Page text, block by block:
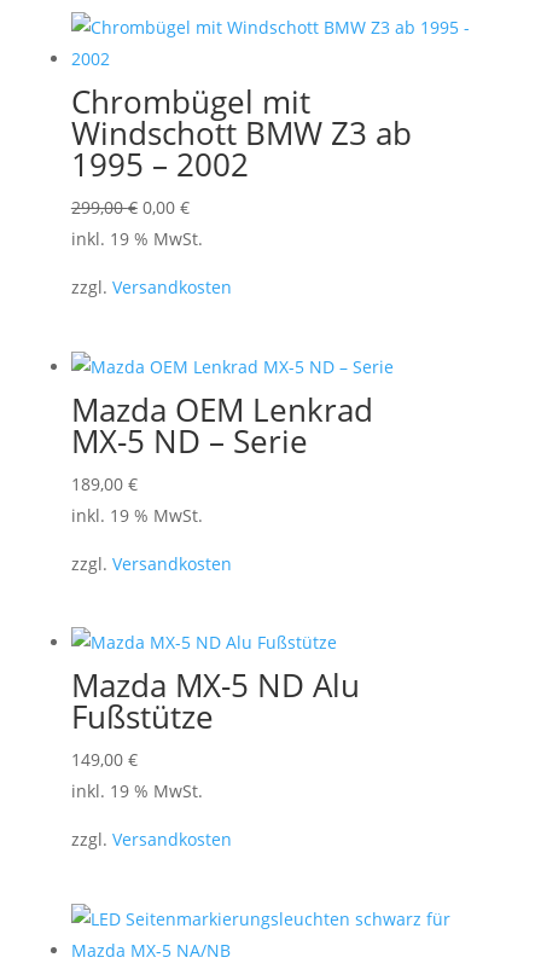
Chrombügel mit
Windschott BMW Z3 ab
1995 – 2002
299,00€ Ursprünglicher
Preis
299,00 €
0,00 €Aktueller
Preis
0,00 €.
inkl. 19 % MwSt.
zzgl. Versandkosten
Mazda OEM Lenkrad
MX-5 ND – Serie
189,00 €
inkl. 19 % MwSt.
zzgl. Versandkosten
Mazda MX-5 ND Alu
Fußstütze
149,00 €
inkl. 19 % MwSt.
zzgl. Versandkosten